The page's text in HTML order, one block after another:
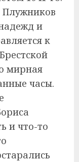
Плужников
и
к
мирная
часы.
и что-то